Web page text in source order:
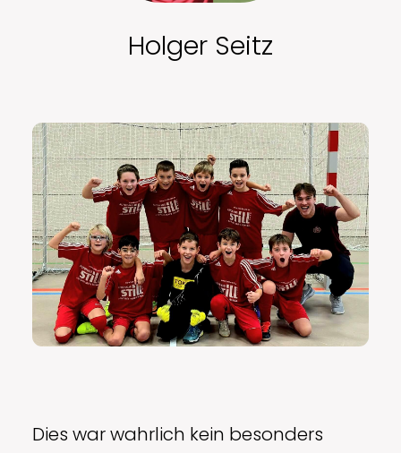
D2-Jugend (U12)
Zum Gesamtverein ↗Holger Seitz
Dies war wahrlich kein besonders